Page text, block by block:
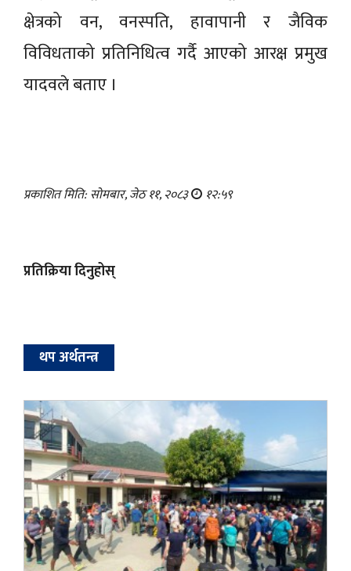
क्षेत्रको वन, वनस्पति, हावापानी र जैविक
विविधताको प्रतिनिधित्व गर्दै आएको आरक्ष प्रमुख
यादवले बताए ।
प्रकाशित मिति: सोमबार, जेठ ११, २०८३ १२:५९
प्रतिक्रिया दिनुहोस्
थप अर्थतन्त्र